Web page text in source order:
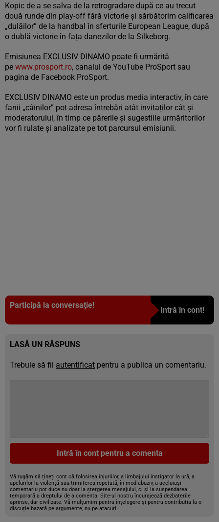
Kopic de a se salva de la retrogradare după ce au trecut
două runde din play-off fără victorie și sărbătorim calificarea
„dulăilor” de la handbal în sferturile European League, după
o dublă victorie în fața danezilor de la Silkeborg.
Emisiunea EXCLUSIV DINAMO poate fi urmărită
pe www.prosport.ro, canalul de YouTube ProSport sau
pagina de Facebook ProSport.
EXCLUSIV DINAMO este un produs media interactiv, în care
fanii „câinilor” pot adresa întrebări atât invitaților cât și
moderatorului, în timp ce părerile și sugestiile urmăritorilor
vor fi rulate și analizate pe tot parcursul emisiunii.
Participă la conversație!
Intră în cont!
LASĂ UN RĂSPUNS
Trebuie să fii autentificat pentru a publica un comentariu.
Intră în cont pentru a comenta
Vă rugăm să țineți cont că folosirea injuriilor, a limbajului instigator la ură, a
apelurilor la violență sau trimiterea repetată, în mod abuziv, a aceluiași
comentariu pot duce nu doar la ștergerea mesajului, ci și la suspendarea
temporară a dreptului de a comenta. Site-ul nostru încurajează dezbaterile
aprinse, dar civilizate. Vă mulțumim pentru înțelegere și pentru contribuția la o
discuție bazată pe argumente, nu pe atacuri.